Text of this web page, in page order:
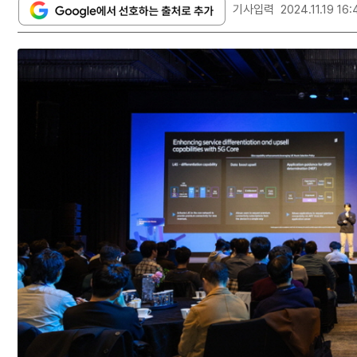
기사입력 2024.11.19